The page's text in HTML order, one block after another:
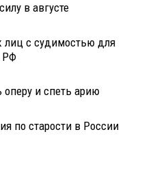
в августе
лиц с судимостью для
РФ
и спеть арию
по старости в России